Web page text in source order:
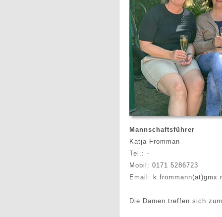
Mannschaftsführer
Katja Fromman
Tel.: -
Mobil: 0171 5286723
Email:
Die Damen treffen sich